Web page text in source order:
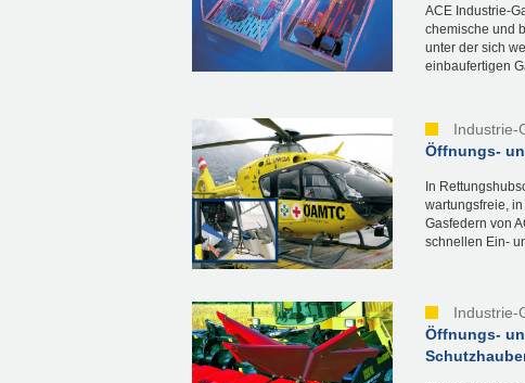
ACE Industrie-
chemische und
unter der sich
einbaufertigen
Industrie-
Öffnungs-
In
wartungsfreie,
Gasfedern von
schnellen Ein-
Industrie-
Öffnungs-